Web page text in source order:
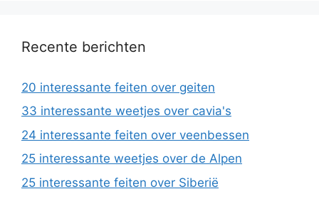
Recente berichten
20 interessante feiten over geiten
33 interessante weetjes over cavia's
24 interessante feiten over veenbessen
25 interessante weetjes over de Alpen
25 interessante feiten over Siberië